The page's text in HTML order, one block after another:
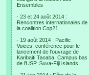
Ensembles
- 23 et 24 août 2014 :
Rencontres internationales de
la coalition Cop21
- 19 août 2014 : Pacific
Voices, conférence pour le
lancement de l'ouvrage de
Karibaiti Taoaba, Campus bas
de l'USP, Suva-Fiji Islands